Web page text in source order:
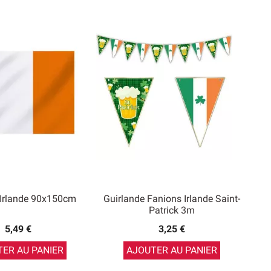
90x150cm
5,49 €
AU PANIER
Guirlande Fanions Irlande Saint-
Patrick 3m
3,25 €
AJOUTER AU PANIER